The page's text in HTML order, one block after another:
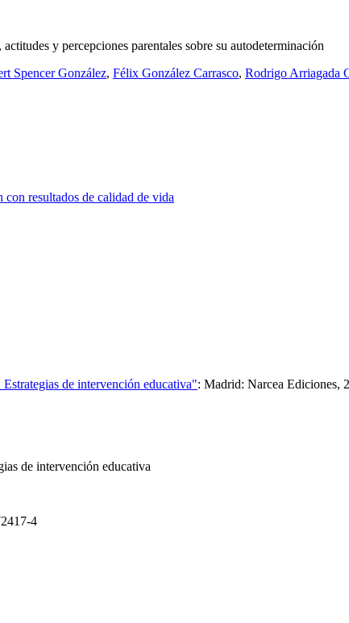
actitudes y percepciones parentales sobre su autodeterminación
Spencer González, Félix González Carrasco, Rodrigo Arriagada
resultados de calidad de vida
de intervención educativa": Madrid: Narcea Ediciones,
de intervención educativa
4